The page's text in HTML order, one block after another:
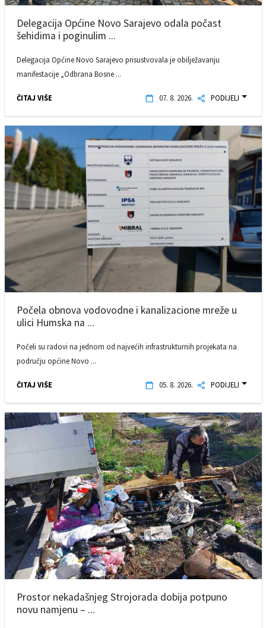
Delegacija Općine Novo Sarajevo odala počast
šehidima i poginulim ...
Delegacija Općine Novo Sarajevo prisustvovala je obilježavanju
manifestacije „Odbrana Bosne ...
ČITAJ VIŠE 07. 8. 2026. PODIJELI
Počela obnova vodovodne i kanalizacione mreže u
ulici Humska na ...
Počeli su radovi na jednom od najvećih infrastrukturnih projekata na
području općine Novo ...
ČITAJ VIŠE 05. 8. 2026. PODIJELI
Prostor nekadašnjeg Strojorada dobija potpuno
novu namjenu – ...